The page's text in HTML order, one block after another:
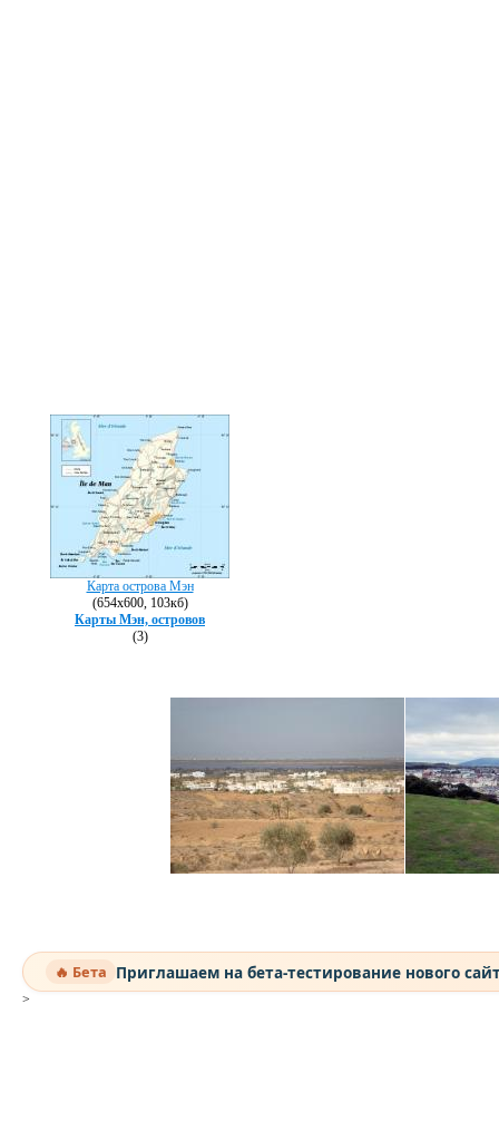
Карта острова Мэн
(654х600, 103кб)
Карты Мэн, островов
(3)
🔥 Бета Приглашаем на бета-тестирование нового
>